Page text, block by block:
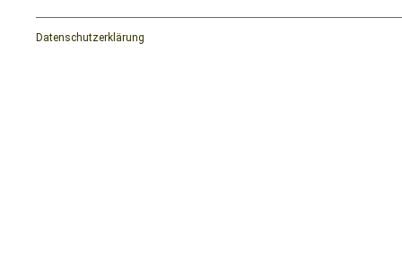
Datenschutzerklärung